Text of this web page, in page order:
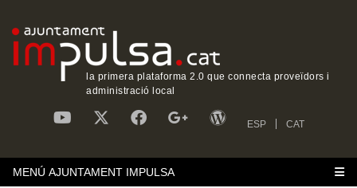
la primera plataforma 2.0 que connecta proveïdors i
administració local
ESP CAT
MENÚ AJUNTAMENT IMPULSA